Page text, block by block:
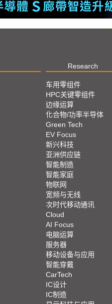
Research
车用零组件
HPC关键零组件
边缘运算
化合物/功率半导体
Green Tech
EV Focus
新兴科技
亚洲供应链
智能制造
智能家庭
物联网
宽频与无线
次时代移动通讯
Cloud
AI Focus
电脑运算
服务器
移动设备与应用
智能穿戴
CarTech
IC设计
IC制造